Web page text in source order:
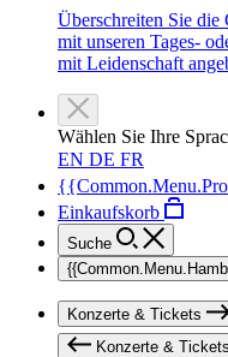
Überschreiten Sie die
mit unseren Tages-
mit Leidenschaft
Wählen Sie Ihre
EN DE FR
Einkaufskorb
Suche
Konzerte & Tickets
Konzerte & Tickets